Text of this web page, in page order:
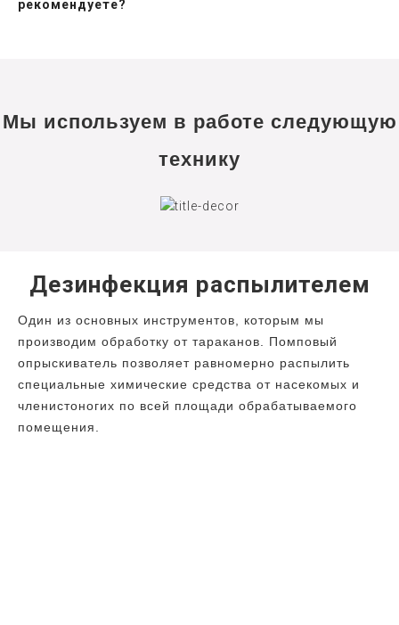
рекомендуете?
Мы используем в работе следующую
технику
Дезинфекция распылителем
Один из основных инструментов, которым мы
производим обработку от тараканов. Помповый
опрыскиватель позволяет равномерно распылить
специальные химические средства от насекомых и
членистоногих по всей площади обрабатываемого
помещения.